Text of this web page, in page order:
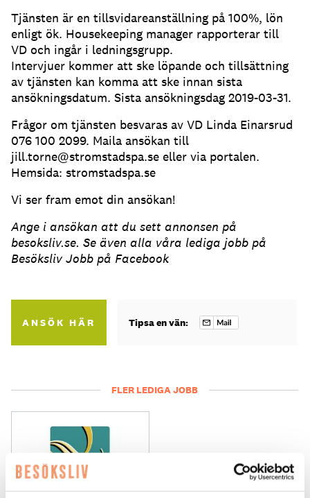
Tjänsten är en tillsvidareanställning på 100%, lön
enligt ök. Housekeeping manager rapporterar till
VD och ingår i ledningsgrupp.
Intervjuer kommer att ske löpande och tillsättning
av tjänsten kan komma att ske innan sista
ansökningsdatum. Sista ansökningsdag 2019-03-31.
Frågor om tjänsten besvaras av VD Linda Einarsrud
076 100 2099. Maila ansökan till
jill.torne@stromstadspa.se eller via portalen.
Hemsida: stromstadspa.se
Vi ser fram emot din ansökan!
Ange i ansökan att du sett annonsen på
besoksliv.se. Se även alla våra lediga jobb på
Besöksliv Jobb på Facebook
ANSÖK HÄR Tipsa en vän:
FLER LEDIGA JOBB